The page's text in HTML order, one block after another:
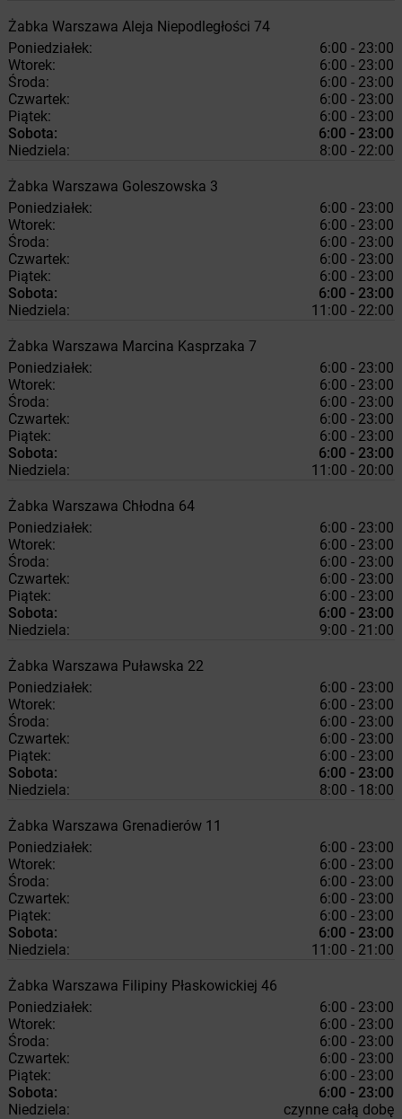
Żabka Warszawa Aleja Niepodległości 74
Poniedziałek:
6:00 - 23:00
Wtorek:
6:00 - 23:00
Środa:
6:00 - 23:00
Czwartek:
6:00 - 23:00
Piątek:
6:00 - 23:00
Sobota:
6:00 - 23:00
Niedziela:
8:00 - 22:00
Żabka Warszawa Goleszowska 3
Poniedziałek:
6:00 - 23:00
Wtorek:
6:00 - 23:00
Środa:
6:00 - 23:00
Czwartek:
6:00 - 23:00
Piątek:
6:00 - 23:00
Sobota:
6:00 - 23:00
Niedziela:
11:00 - 22:00
Żabka Warszawa Marcina Kasprzaka 7
Poniedziałek:
6:00 - 23:00
Wtorek:
6:00 - 23:00
Środa:
6:00 - 23:00
Czwartek:
6:00 - 23:00
Piątek:
6:00 - 23:00
Sobota:
6:00 - 23:00
Niedziela:
11:00 - 20:00
Żabka Warszawa Chłodna 64
Poniedziałek:
6:00 - 23:00
Wtorek:
6:00 - 23:00
Środa:
6:00 - 23:00
Czwartek:
6:00 - 23:00
Piątek:
6:00 - 23:00
Sobota:
6:00 - 23:00
Niedziela:
9:00 - 21:00
Żabka Warszawa Puławska 22
Poniedziałek:
6:00 - 23:00
Wtorek:
6:00 - 23:00
Środa:
6:00 - 23:00
Czwartek:
6:00 - 23:00
Piątek:
6:00 - 23:00
Sobota:
6:00 - 23:00
Niedziela:
8:00 - 18:00
Żabka Warszawa Grenadierów 11
Poniedziałek:
6:00 - 23:00
Wtorek:
6:00 - 23:00
Środa:
6:00 - 23:00
Czwartek:
6:00 - 23:00
Piątek:
6:00 - 23:00
Sobota:
6:00 - 23:00
Niedziela:
11:00 - 21:00
Żabka Warszawa Filipiny Płaskowickiej 46
Poniedziałek:
6:00 - 23:00
Wtorek:
6:00 - 23:00
Środa:
6:00 - 23:00
Czwartek:
6:00 - 23:00
Piątek:
6:00 - 23:00
Sobota:
6:00 - 23:00
Niedziela:
czynne całą dobę